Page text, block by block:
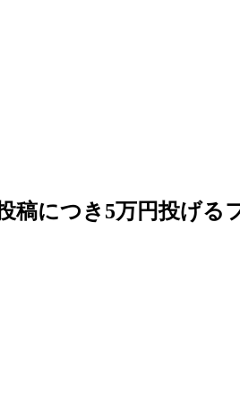
稿につき5万円投げる